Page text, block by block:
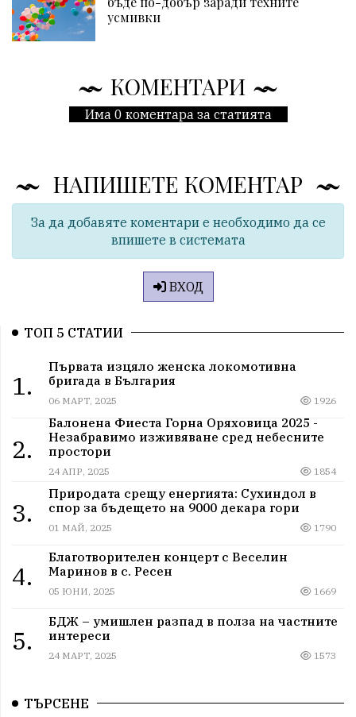
усмивки
КОМЕНТАРИ
Има 0 коментара за статията
НАПИШЕТЕ КОМЕНТАР
За да добавяте коментари е необходимо да се
впишете в системата
ВХОД
ТОП 5 СТАТИИ
1.
Първата изцяло женска локомотивна
бригада в България
06 МАРТ, 2025 1926
2.
Балонена Фиеста Горна Оряховица 2025 -
Незабравимо изживяване сред небесните
простори
24 АПР, 2025 1854
3.
Природата срещу енергията: Сухиндол в
спор за бъдещето на 9000 декара гори
01 МАЙ, 2025 1790
4.
Благотворителен концерт с Веселин
Маринов в с. Ресен
05 ЮНИ, 2025 1669
5.
БДЖ – умишлен разпад в полза на частните
интереси
24 МАРТ, 2025 1573
ТЪРСЕНЕ